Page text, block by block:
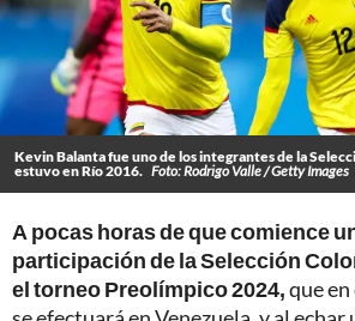
Kevin Balanta fue uno de los integrantes de la
estuvo en Río 2016. Foto: Rodrigo Valle / Getty Images
A pocas horas de que comience
participación de la Selección
el torneo Preolímpico 2024,que